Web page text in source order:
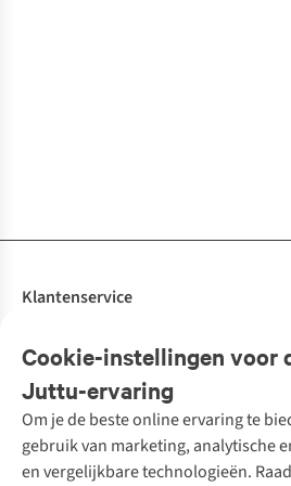
Cookie-instellingen voor
Juttu-ervaring
Om je de beste online ervaring te
gebruik van marketing, analytische
en vergelijkbare technologieën.
Klantenservice
Bestellen
Betalen
10% studentenkorting
Klarna - achteraf betalen
Levering
Onze diensten
Tweedehands - ReJUsed
Kledingatelier
Personal shopping
Juttu
Over ons